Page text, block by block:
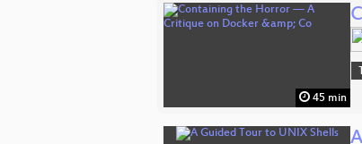
45 min